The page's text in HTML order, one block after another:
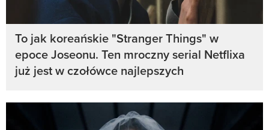
To jak koreańskie "Stranger Things" w
epoce Joseonu. Ten mroczny serial Netflixa
już jest w czołówce najlepszych